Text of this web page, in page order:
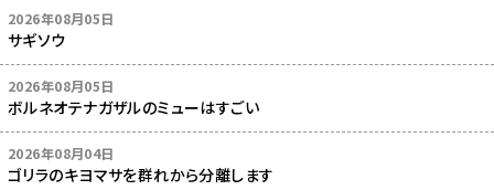
2026年08月05日
サギソウ
2026年08月05日
ボルネオテナガザルのミューはすごい
2026年08月04日
ゴリラのキヨマサを群れから分離します